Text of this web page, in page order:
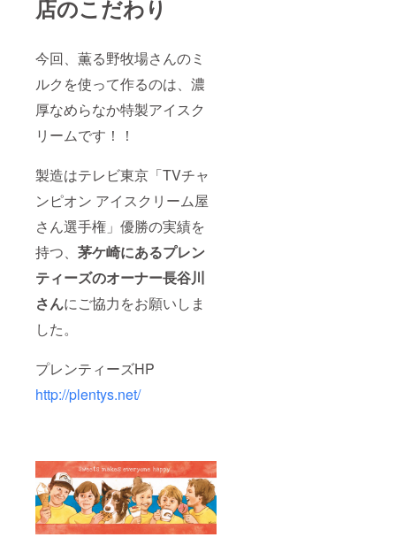
店のこだわり
今回、薫る野牧場さんのミ
ルクを使って作るのは、濃
厚なめらなか特製アイスク
リームです！！
製造はテレビ東京「TVチャ
ンピオン アイスクリーム屋
さん選手権」優勝の実績を
持つ、 茅ケ崎にあるプレン
ティーズのオーナー長谷川
さんにご協力をお願いしま
した。
プレンティーズHP
http://plentys.net/